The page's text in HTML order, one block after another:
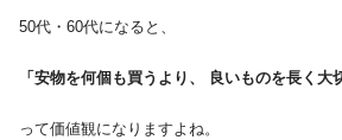
50代・60代になると、
「安物を何個も買うより、 良いものを長く大
って価値観になりますよね。